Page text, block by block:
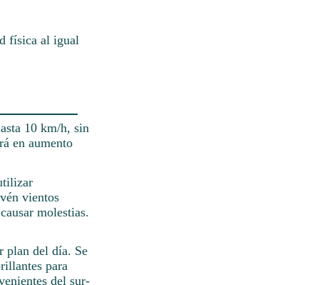
física al igual
10 km/h, sin
en aumento
vientos
molestias.
plan del día. Se
para
del sur-